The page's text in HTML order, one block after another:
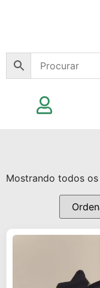
Mostrando todos